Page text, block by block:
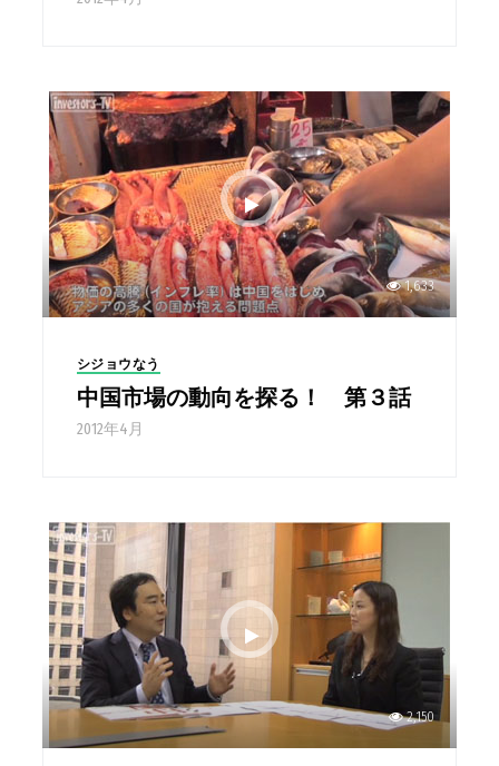
1,633
シジョウなう
中国市場の動向を探る！ 第３話
2012年4月
2,150